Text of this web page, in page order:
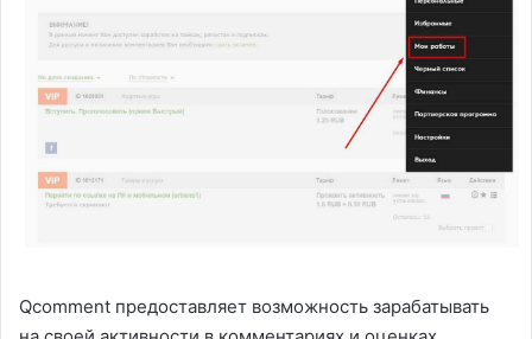
Qcomment предоставляет возможность зарабатывать